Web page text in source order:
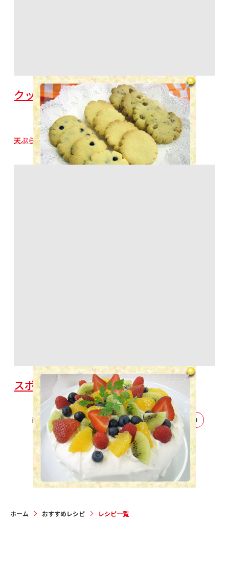
クッキー
天ぷら粉
スポンジケーキ
前へ 3 4 5 6 7 8 9
10 11 12 次へ
ホーム おすすめレシピ レシピ一覧